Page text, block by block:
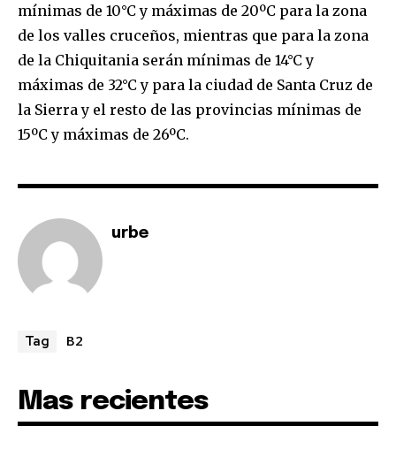
Join our community of
SUBSCRIBERS and be part of the
conversation.
To subscribe, simply enter your email address on our website
or click the subscribe button below. Don't worry, we respect
your privacy and won't spam your inbox. Your information is
mínimas de 10°C y máximas de 20ºC para la zona
de los valles cruceños, mientras que para la zona
de la Chiquitania serán mínimas de 14°C y
máximas de 32°C y para la ciudad de Santa Cruz de
la Sierra y el resto de las provincias mínimas de
15ºC y máximas de 26ºC.
urbe
Tag B2
Mas recientes